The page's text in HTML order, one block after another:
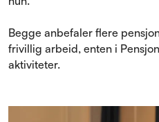
Begge anbefaler flere
frivillig arbeid, enten i
aktiviteter.